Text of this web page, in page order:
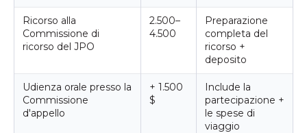
Ricorso alla
Commissione di
ricorso del JPO
2.500–
4.500
Preparazione
completa del
ricorso +
deposito
Udienza orale presso la
Commissione
d'appello
+ 1.500
$
Include la
partecipazione +
le spese di
viaggio